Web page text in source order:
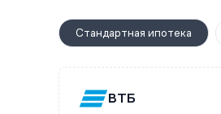
Стандартная ипотека
ВТБ